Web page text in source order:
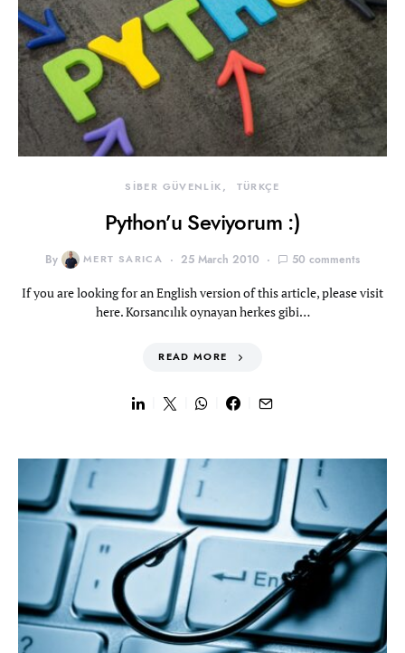
SİBER GÜVENLİK TÜRKÇE
Python’u Seviyorum :)
By MERT SARICA 25 March 2010 50 comments
If you are looking for an English version of this article, please visit
here. Korsancılık oynayan herkes gibi…
READ MORE